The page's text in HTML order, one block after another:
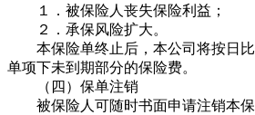
１．被保险人丧失保险利益；
２．承保风险扩大。
本保险单终止后，本公司将按日比
单项下未到期部分的保险费。
（四）保单注销
被保险人可随时书面申请注销本保